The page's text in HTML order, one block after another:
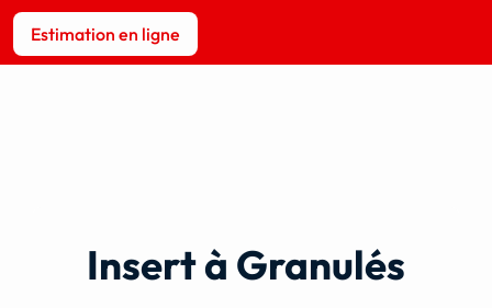
Les poêles
Votre magasin
Estimation en ligne
Insert à Granulés